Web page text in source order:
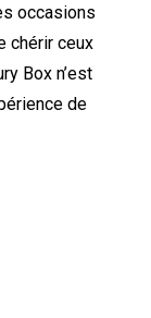
occasions
chérir ceux
Box n’est
de